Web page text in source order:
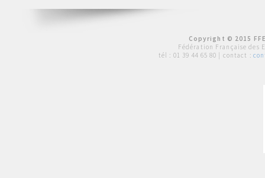
Copyright © 2015
Fédération Française des
tél : 01 39 44 65 80 | contact :